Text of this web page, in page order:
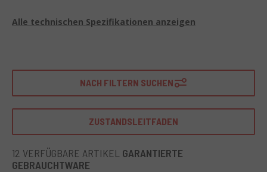
Technisch zeichnet sie sich durch ihre hervorragenden
Palette von kreativen Einstellmöglichkeiten, um den
Bedürfnissen jedes Fotografen gerecht zu werden.
Ideal für den täglichen Gebrauch und zum Reisen, dank ihrer
kompakten Größe und dem Retro-Stil. Die Fujifilm X-Half
eignet sich auch für technischere Fotoshootings, dank ihrer
Vielseitigkeit. Perfekt für diejenigen, die ihr Fotografieniveau
erhöhen wollen, ohne auf Komfort zu verzichten.
Alle technischen Spezifikationen anzeigen
NACH FILTERN SUCHEN
ZUSTANDSLEITFADEN
12 VERFÜGBARE ARTIKEL GARANTIERTE
GEBRAUCHTWARE